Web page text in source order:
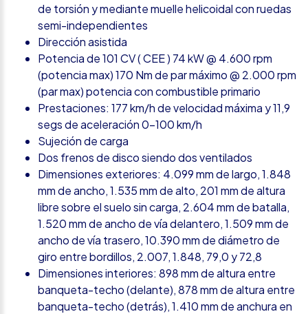
de torsión y mediante muelle helicoidal con ruedas
semi-independientes
Dirección asistida
Potencia de 101 CV ( CEE ) 74 kW @ 4.600 rpm
(potencia max) 170 Nm de par máximo @ 2.000 rpm
(par max) potencia con combustible primario
Prestaciones: 177 km/h de velocidad máxima y 11,9
segs de aceleración 0-100 km/h
Sujeción de carga
Dos frenos de disco siendo dos ventilados
Dimensiones exteriores: 4.099 mm de largo, 1.848
mm de ancho, 1.535 mm de alto, 201 mm de altura
libre sobre el suelo sin carga, 2.604 mm de batalla,
1.520 mm de ancho de vía delantero, 1.509 mm de
ancho de vía trasero, 10.390 mm de diámetro de
giro entre bordillos, 2.007, 1.848, 79,0 y 72,8
Dimensiones interiores: 898 mm de altura entre
banqueta-techo (delante), 878 mm de altura entre
banqueta-techo (detrás), 1.410 mm de anchura en